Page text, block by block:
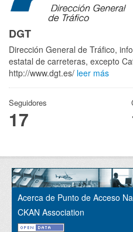
DGT
Dirección General de Tráfico,
estatal de carreteras, excepto
http://www.dgt.es/ leer más
Seguidores
17
Acerca de Punto de Acceso
CKAN Association